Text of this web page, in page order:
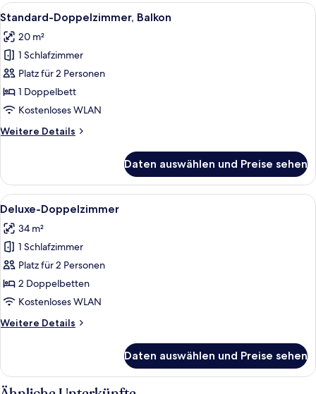
Alle
Fotos
für
Standard-
Doppelzimmer,
Balkon
anzeigen
Ein ordentlich bezogenes Bett mit
4
Standard-Doppelzimmer, Balkon
20 m²
1 Schlafzimmer
Platz für 2 Personen
1 Doppelbett
Kostenloses WLAN
Weitere Details
Weitere
Doppelzimmer,
Balkon
Daten auswählen und Preise sehen
Alle
Fotos
für
Deluxe-
Doppelzimmer
anzeigen
Ein Hotelzimmer mit zwei Betten,
1
Deluxe-Doppelzimmer
34 m²
1 Schlafzimmer
Platz für 2 Personen
2 Doppelbetten
Kostenloses WLAN
Weitere Details
Weitere
Doppelzimmer
Daten auswählen und Preise sehen